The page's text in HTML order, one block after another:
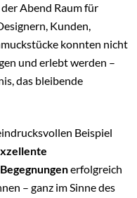
Abend Raum für
Kunden,
konnten nicht
und erlebt werden –
das bleibende
Beispiel
erfolgreich
– ganz im Sinne des